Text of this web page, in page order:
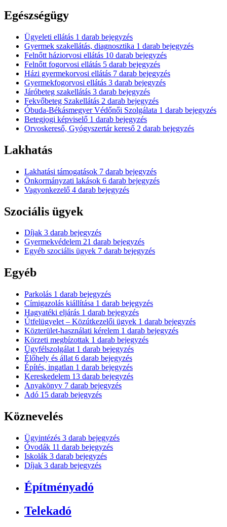
Egészségügy
Ügyeleti ellátás 1 darab bejegyzés
Gyermek szakellátás, diagnosztika 1 darab bejegyzés
Felnőtt háziorvosi ellátás 10 darab bejegyzés
Felnőtt fogorvosi ellátás 5 darab bejegyzés
Házi gyermekorvosi ellátás 7 darab bejegyzés
Gyermekfogorvosi ellátás 3 darab bejegyzés
Járóbeteg szakellátás 3 darab bejegyzés
Fekvőbeteg Szakellátás 2 darab bejegyzés
Óbuda-Békásmegyer Védőnői Szolgálata 1 darab bejegyzés
Betegjogi képviselő 1 darab bejegyzés
Orvoskereső, Gyógyszertár kereső 2 darab bejegyzés
Lakhatás
Lakhatási támogatások 7 darab bejegyzés
Önkormányzati lakások 6 darab bejegyzés
Vagyonkezelő 4 darab bejegyzés
Szociális ügyek
Díjak 3 darab bejegyzés
Gyermekvédelem 21 darab bejegyzés
Egyéb szociális ügyek 7 darab bejegyzés
Egyéb
Parkolás 1 darab bejegyzés
Címigazolás kiállítása 1 darab bejegyzés
Hagyatéki eljárás 1 darab bejegyzés
Útfelügyelet – Közútkezelői ügyek 1 darab bejegyzés
Közterület-használati kérelem 1 darab bejegyzés
Körzeti megbízottak 1 darab bejegyzés
Ügyfélszolgálat 1 darab bejegyzés
Élőhely és állat 6 darab bejegyzés
Építés, ingatlan 1 darab bejegyzés
Kereskedelem 13 darab bejegyzés
Anyakönyv 7 darab bejegyzés
Adó 15 darab bejegyzés
Köznevelés
Ügyintézés 3 darab bejegyzés
Óvodák 11 darab bejegyzés
Iskolák 3 darab bejegyzés
Díjak 3 darab bejegyzés
Építményadó
Telekadó